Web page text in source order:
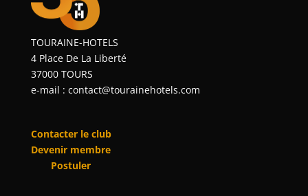
TOURAINE-HOTELS
4 Place De La Liberté
37000 TOURS
e-mail : contact@tourainehotels.com
Contacter le club
Devenir membre
Postuler